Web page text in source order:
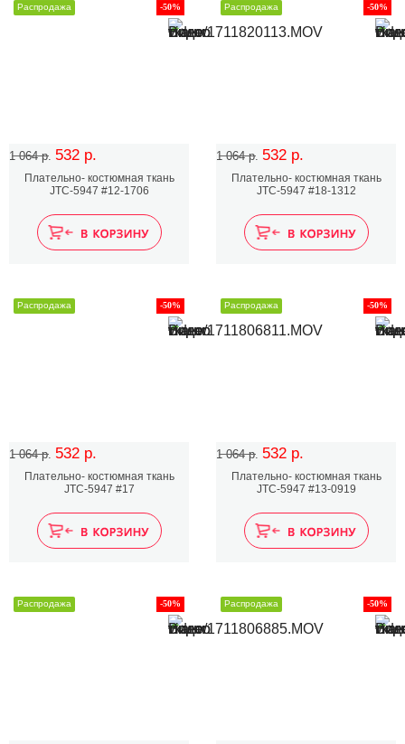
1 064 р. 532 р.
-50%
Распродажа
Плательно- костюмная ткань
JTC-5947 #12-1706
1 064 р. 532 р.
-50%
Распродажа
Плательно- костюмная ткань
JTC-5947 #18-1312
1 064 р. 532 р.
-50%
Распродажа
Плательно- костюмная ткань
JTC-5947 #17
1 064 р. 532 р.
-50%
Распродажа
Плательно- костюмная ткань
JTC-5947 #13-0919
-50%
Распродажа -50%
Распродажа